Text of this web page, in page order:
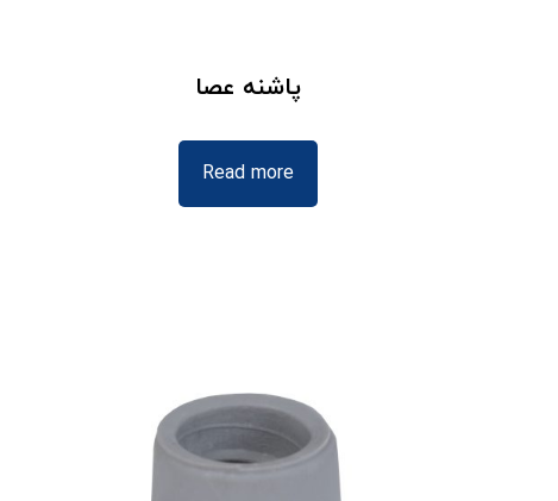
پاشنه عصا
Read more